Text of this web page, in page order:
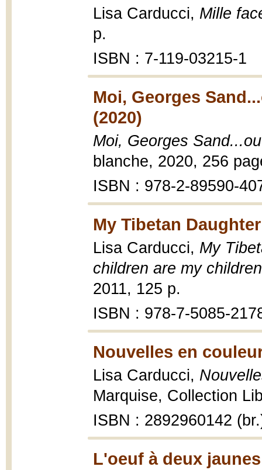
Lisa Carducci, Mille
p.
ISBN : 7-119-03215-1
Moi, Georges
(2020)
Moi, Georges
blanche, 2020, 256
ISBN : 978-2-89590-
My Tibetan
Lisa Carducci, My
children are my children
2011, 125 p.
ISBN : 978-7-5085-
Nouvelles en
Lisa Carducci,
Marquise, Collection
ISBN : 2892960142
L'oeuf à deux